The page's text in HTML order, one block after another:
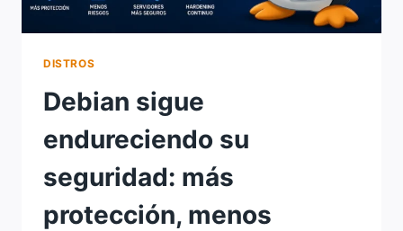
DISTROS
Debian sigue
endureciendo su
seguridad: más
protección, menos